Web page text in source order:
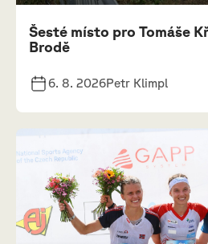
Šesté místo pro Tomáše
Brodě
6. 8. 2026Petr Klimpl